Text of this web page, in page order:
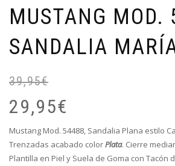
MUSTANG MOD.
SANDALIA
39,95€
29,95€
Mustang Mod. 54488, Sandalia Plana estilo
Trenzadas acabado colorPlata. Cierre
Plantilla en Piel y Suela de Goma con Tacón